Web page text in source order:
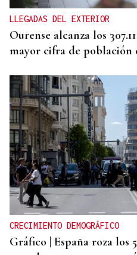
LLEGADAS DEL EXTERIOR
Ourense alcanza los
mayor cifra de población
CRECIMIENTO DEMOGRÁFICO
Gráfico | España roza los